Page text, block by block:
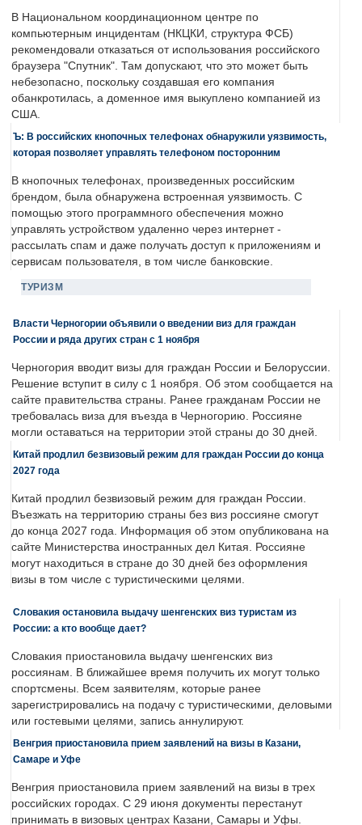
В Национальном координационном центре по
компьютерным инцидентам (НКЦКИ, структура ФСБ)
рекомендовали отказаться от использования российского
браузера "Спутник". Там допускают, что это может быть
небезопасно, поскольку создавшая его компания
обанкротилась, а доменное имя выкуплено компанией из
США.
Ъ: В российских кнопочных телефонах обнаружили уязвимость,
которая позволяет управлять телефоном посторонним
В кнопочных телефонах, произведенных российским
брендом, была обнаружена встроенная уязвимость. С
помощью этого программного обеспечения можно
управлять устройством удаленно через интернет -
рассылать спам и даже получать доступ к приложениям и
сервисам пользователя, в том числе банковские.
ТУРИЗМ
Власти Черногории объявили о введении виз для граждан
России и ряда других стран с 1 ноября
Черногория вводит визы для граждан России и Белоруссии.
Решение вступит в силу с 1 ноября. Об этом сообщается на
сайте правительства страны. Ранее гражданам России не
требовалась виза для въезда в Черногорию. Россияне
могли оставаться на территории этой страны до 30 дней.
Китай продлил безвизовый режим для граждан России до конца
2027 года
Китай продлил безвизовый режим для граждан России.
Въезжать на территорию страны без виз россияне смогут
до конца 2027 года. Информация об этом опубликована на
сайте Министерства иностранных дел Китая. Россияне
могут находиться в стране до 30 дней без оформления
визы в том числе с туристическими целями.
Словакия остановила выдачу шенгенских виз туристам из
России: а кто вообще дает?
Словакия приостановила выдачу шенгенских виз
россиянам. В ближайшее время получить их могут только
спортсмены. Всем заявителям, которые ранее
зарегистрировались на подачу с туристическими, деловыми
или гостевыми целями, запись аннулируют.
Венгрия приостановила прием заявлений на визы в Казани,
Самаре и Уфе
Венгрия приостановила прием заявлений на визы в трех
российских городах. С 29 июня документы перестанут
принимать в визовых центрах Казани, Самары и Уфы.